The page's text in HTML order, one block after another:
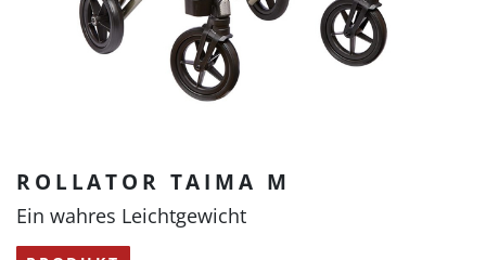
ROLLATOR TAIMA M
Ein wahres Leichtgewicht